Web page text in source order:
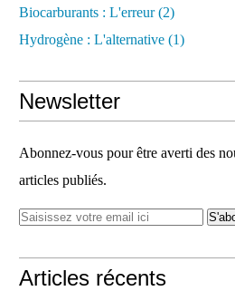
Biocarburants : L'erreur(2)
Hydrogène : L'alternative (1)
Newsletter
Abonnez-vous pour être averti des
articles publiés.
Articles récents